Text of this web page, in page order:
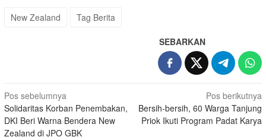
New Zealand Tag Berita
SEBARKAN
Pos sebelumnya
Solidaritas Korban Penembakan,
DKI Beri Warna Bendera New
Zealand di JPO GBK
Pos berikutnya
Bersih-bersih, 60 Warga Tanjung
Priok Ikuti Program Padat Karya